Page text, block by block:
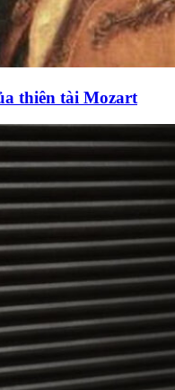
thiên tài Mozart